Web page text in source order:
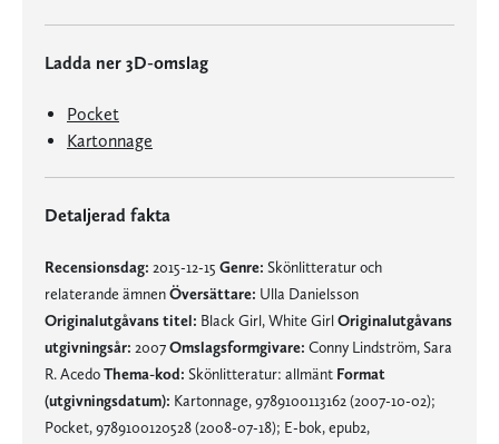
Ladda ner 3D-omslag
Pocket
Kartonnage
Detaljerad fakta
Recensionsdag: 2015-12-15 Genre: Skönlitteratur och
relaterande ämnenÖversättare: Ulla Danielsson
Originalutgåvans titel: Black Girl, White GirlOriginalutgåvans
utgivningsår: 2007Omslagsformgivare: Conny Lindström, Sara
R. AcedoThema-kod: Skönlitteratur: allmänt Format
(utgivningsdatum): Kartonnage, 9789100113162 (2007-10-02);
Pocket, 9789100120528 (2008-07-18); E-bok, epub2,